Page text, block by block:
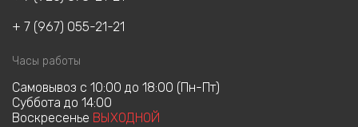
+ 7 (967) 055-21-21
Часы работы
Cамовывоз с 10:00 до 18:00 (Пн-Пт)
Суббота до 14:00
Воскресенье ВЫХОДНОЙ